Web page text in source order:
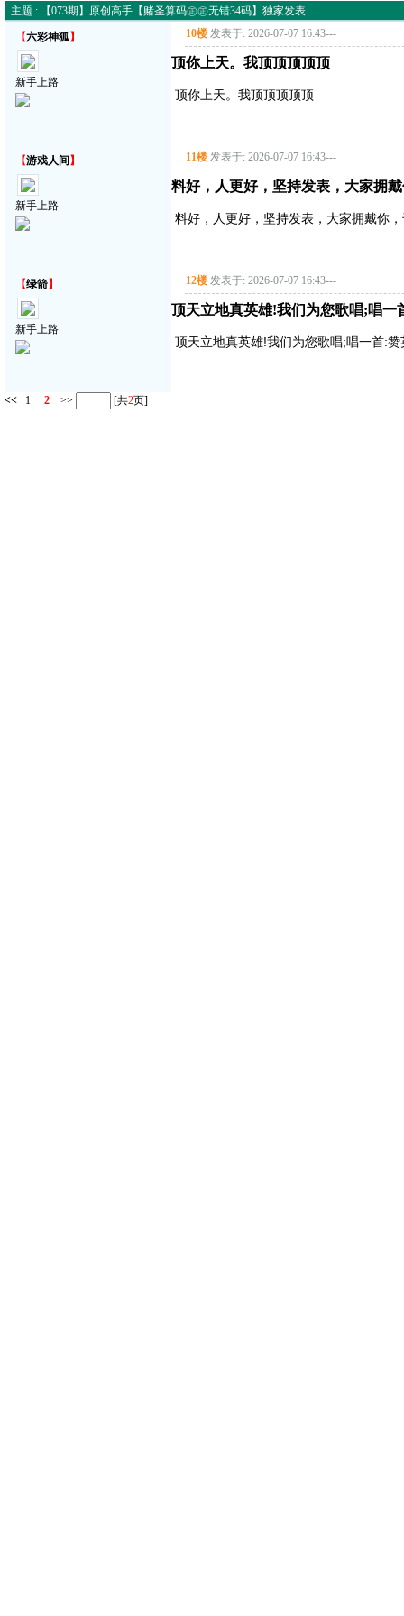
主题 : 【073期】原创高手【赌圣算码㊣㊣无错34码】独家发表
【六彩神狐】
新手上路
10楼 发表于: 2026-07-07 16:43---
顶你上天。我顶顶顶顶顶
顶你上天。我顶顶顶顶顶
【游戏人间 】
新手上路
11楼 发表于: 2026-07-07 16:43---
料好，人更好，坚持发表，大家拥
料好，人更好，坚持发表，大家拥戴你
【绿箭】
新手上路
12楼 发表于: 2026-07-07 16:43---
顶天立地真英雄!我们为您歌唱;唱一
顶天立地真英雄!我们为您歌唱;唱一首:
<< 1 2 >> [共2页]